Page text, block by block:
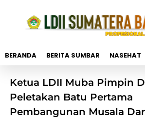
BERANDA BERITA SUMBAR NASEHAT
Ketua LDII Muba Pimpin
Peletakan Batu Pertama
Pembangunan Musala